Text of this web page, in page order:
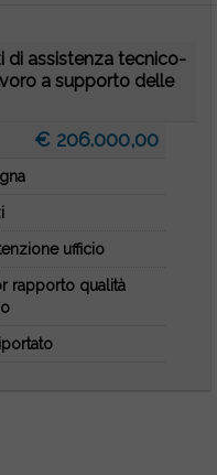
di assistenza tecnico-
a supporto delle
€ 206.000,00
ufficio
rapporto qualità